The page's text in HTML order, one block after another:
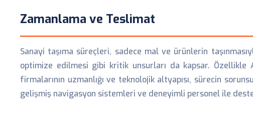
Zamanlama ve Teslimat
Sanayi taşıma süreçleri, sadece mal ve ürünlerin
optimize edilmesi gibi kritik unsurları da kapsar.
firmalarının uzmanlığı ve teknolojik altyapısı, sürecin
gelişmiş navigasyon sistemleri ve deneyimli personel ile